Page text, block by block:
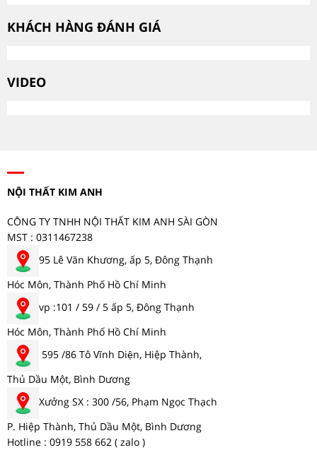
KHÁCH HÀNG ĐÁNH GIÁ
VIDEO
NỘI THẤT KIM ANH
CÔNG TY TNHH NỘI THẤT KIM ANH SÀI GÒN
MST : 0311467238
95 Lê Văn Khương, ấp 5, Đông Thạnh
Hóc Môn, Thành Phố Hồ Chí Minh
vp :101 / 59 / 5 ấp 5, Đông Thạnh
Hóc Môn, Thành Phố Hồ Chí Minh
595 /86 Tô Vĩnh Diện, Hiệp Thành,
Thủ Dầu Một, Bình Dương
Xưởng SX : 300 /56, Phạm Ngọc Thạch
P. Hiệp Thành, Thủ Dầu Một, Bình Dương
Hotline : 0919 558 662 ( zalo )